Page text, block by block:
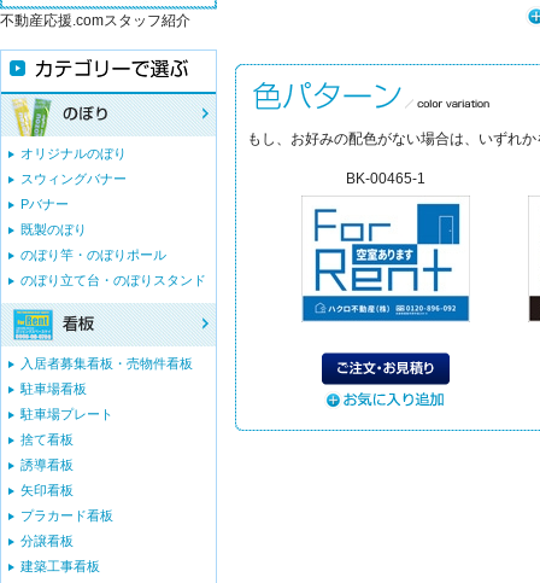
もし、お好みの配色がない場合は、いずれ
BK-00465-1
不動産応援.comスタッフ紹介
オリジナルのぼり
スウィングバナー
Pバナー
既製のぼり
のぼり竿・のぼりポール
のぼり立て台・のぼりスタンド
入居者募集看板・売物件看板
駐車場看板
駐車場プレート
捨て看板
誘導看板
矢印看板
プラカード看板
分譲看板
建築工事看板